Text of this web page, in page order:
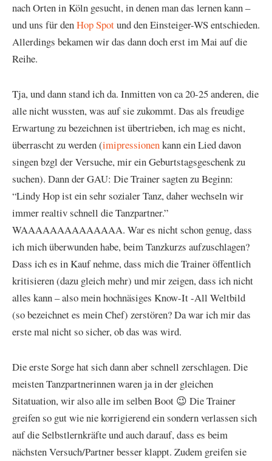
nach Orten in Köln gesucht, in denen man das lernen kann –
und uns für denHop Spotund den Einsteiger-WS entschieden.
Allerdings bekamen wir das dann doch erst im Mai auf die
Reihe.
Tja, und dann stand ich da. Inmitten von ca 20-25 anderen, die
alle nicht wussten, was auf sie zukommt. Das als freudige
Erwartung zu bezeichnen ist übertrieben, ich mag es nicht,
überrascht zu werden (imipressionenkann ein Lied davon
singen bzgl der Versuche, mir ein Geburtstagsgeschenk zu
suchen). Dann der GAU: Die Trainer sagten zu Beginn:
“Lindy Hop ist ein sehr sozialer Tanz, daher wechseln wir
immer realtiv schnell die Tanzpartner.”
WAAAAAAAAAAAAAA. War es nicht schon genug, dass
ich mich überwunden habe, beim Tanzkurzs aufzuschlagen?
Dass ich es in Kauf nehme, dass mich die Trainer öffentlich
kritisieren (dazu gleich mehr) und mir zeigen, dass ich nicht
alles kann – also mein hochnäsiges Know-It -All Weltbild
(so bezeichnet es mein Chef) zerstören? Da war ich mir das
erste mal nicht so sicher, ob das was wird.
Die erste Sorge hat sich dann aber schnell zerschlagen. Die
meisten Tanzpartnerinnen waren ja in der gleichen
Sitatuation, wir also alle im selben Boot 😉 Die Trainer
greifen so gut wie nie korrigierend ein sondern verlassen sich
auf die Selbstlernkräfte und auch darauf, dass es beim
nächsten Versuch/Partner besser klappt. Zudem greifen sie